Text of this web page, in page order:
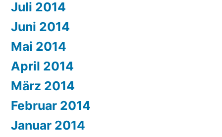
Juli 2014
Juni 2014
Mai 2014
April 2014
März 2014
Februar 2014
Januar 2014